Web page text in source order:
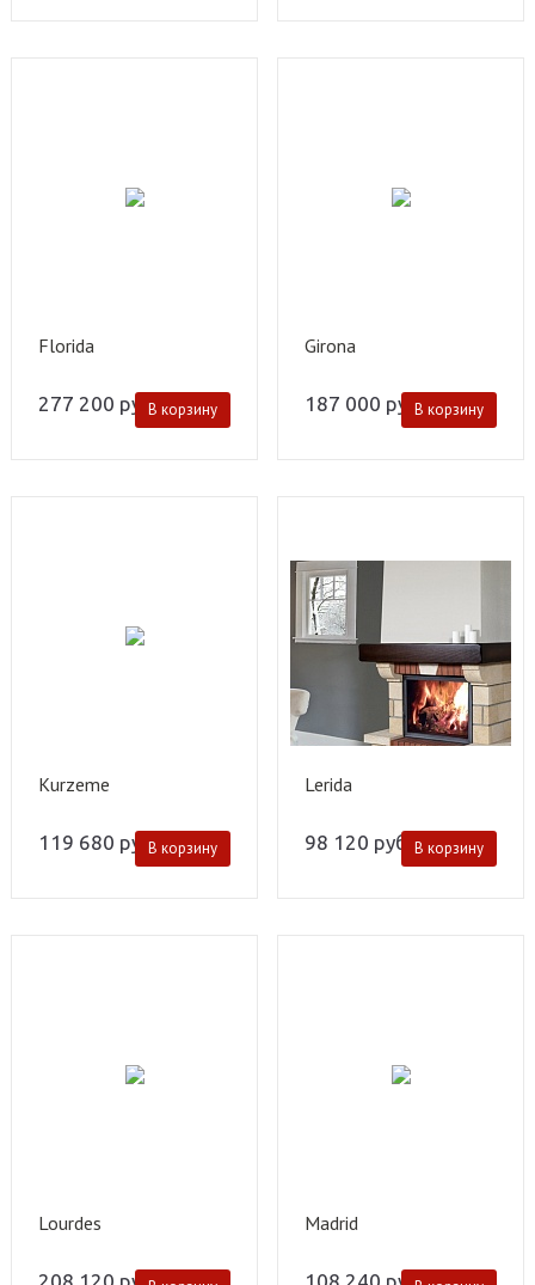
Florida
277 200 руб.В корзину
Girona
187 000 руб.В корзину
Kurzeme
119 680 руб.В корзину
Lerida
98 120 руб. В корзину
Lourdes Madrid